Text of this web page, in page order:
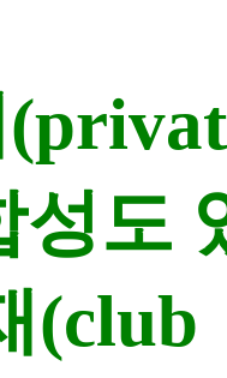
성도